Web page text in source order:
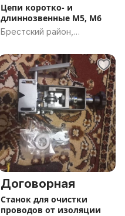
Цепи коротко- и
длиннозвенные М5, М6
Брестский район,
Договорная
Станок для очистки
проводов от изоляции